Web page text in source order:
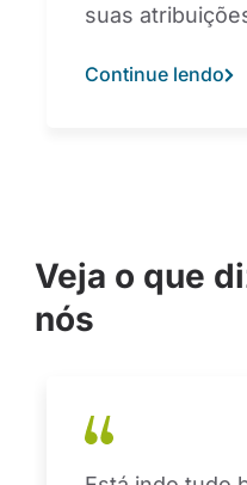
suas
Continue lendo
Veja o que
nós